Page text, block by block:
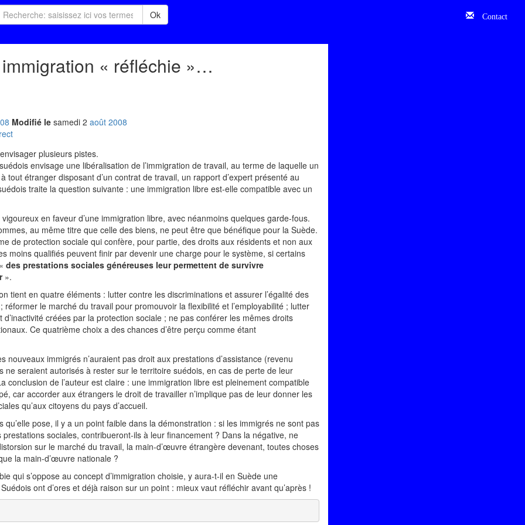
Ok Contact
« réfléchie »…
Modifié le samedi 2 août 2008
plusieurs pistes.
envisage une libéralisation de l’immigration de travail, au terme de laquelle un
tout étranger disposant d’un contrat de travail, un rapport d’expert présenté au
traite la question suivante : une immigration libre est-elle compatible avec un
en faveur d’une immigration libre, avec néanmoins quelques garde-fous.
au même titre que celle des biens, ne peut être que bénéfique pour la Suède.
de protection sociale qui confère, pour partie, des droits aux résidents et non aux
moins qualifiés peuvent finir par devenir une charge pour le système, si certains
des prestations sociales généreuses leur permettent de survivre
».
tient en quatre éléments : lutter contre les discriminations et assurer l’égalité des
le marché du travail pour promouvoir la flexibilité et l’employabilité ; lutter
créées par la protection sociale ; ne pas conférer les mêmes droits
Ce quatrième choix a des chances d’être perçu comme étant
nouveaux immigrés n’auraient pas droit aux prestations d’assistance (revenu
ne seraient autorisés à rester sur le territoire suédois, en cas de perte de leur
conclusion de l’auteur est claire : une immigration libre est pleinement compatible
car accorder aux étrangers le droit de travailler n’implique pas de leur donner les
qu’aux citoyens du pays d’accueil.
qu’elle pose, il y a un point faible dans la démonstration : si les immigrés ne sont pas
sociales, contribueront-ils à leur financement ? Dans la négative, ne
sur le marché du travail, la main-d’œuvre étrangère devenant, toutes choses
la main-d’œuvre nationale ?
qui s’oppose au concept d’immigration choisie, y aura-t-il en Suède une
ont d’ores et déjà raison sur un point : mieux vaut réfléchir avant qu’après !